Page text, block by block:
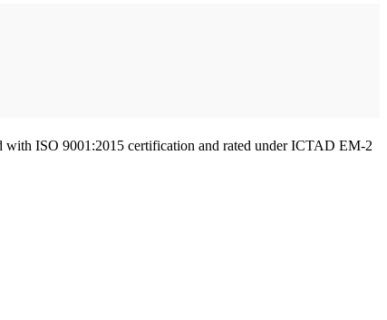
ISO 9001:2015 certification and rated under ICTAD EM-2